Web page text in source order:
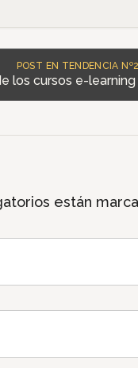
POST EN TENDENCIA Nº2
los cursos e-
están